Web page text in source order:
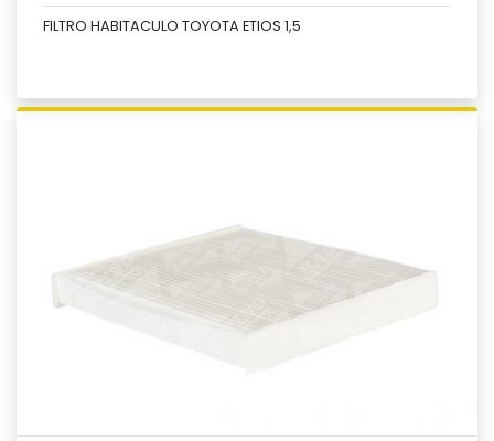
FILTRO HABITACULO TOYOTA ETIOS 1,5
Ver producto